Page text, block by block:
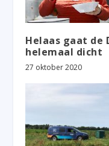
Helaas gaat de
helemaal dicht
27 oktober 2020